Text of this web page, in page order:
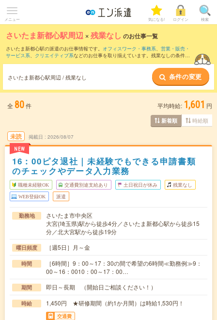
メニュー 気になる! ログイン 検索
さいたま新都心駅周辺 ×残業なし のお仕事一覧
さいたま新都心駅の派遣のお仕事情報です。 オフィスワーク・事務系、 営業・販売・
サービス系、 クリエイティブ系などのお仕事を取り揃えています。残業なしの条件の
さいたま新都心駅周辺 / 残業なし 条件の変更
全 80件 平均時給: 1,601 円
新着順 時給順
未読
NEW
掲載日 2026/08/07
16：00ピタ退社｜未経験でもできる申請書類
のチェックやデータ入力業務
職種未経験OK 交通費別途支給あり 土日祝日が休み 残業なし
WEB登録OK 派遣
勤務地
さいたま市中央区
大宮(埼玉県)駅から徒歩4分／さいたま新都心駅から徒歩15
分／北大宮駅から徒歩19分
曜日頻度 ［週5日］月～金
時間
［6時間］9：00～17：30の間で希望の6時間≪勤務例≫9：
00～16：0010：00～17：00…
期間 即日～長期 （開始日ご相談ください！）
時給 1,450円 ★研修期間（約1か月間）は時給1,530円！
交通費